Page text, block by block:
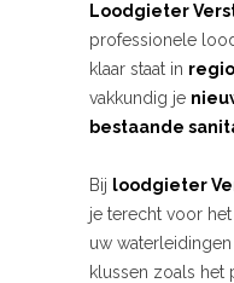
Loodgieter
professionele
klaar staat in
vakkundig je
bestaande
Bij loodgieter
je terecht voor
uw
klussen zoals het